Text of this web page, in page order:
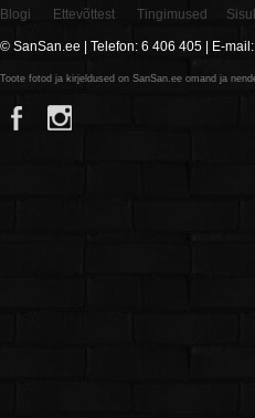
Blogi Ettevõttest Tingimused
© SanSan.ee | Telefon: 6 406 405 | E-
Toote fotod ja kirjeldused on SanSan.ee omand ja